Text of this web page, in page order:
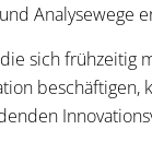
Analysewege
sich frühzeitig
beschäftigen,